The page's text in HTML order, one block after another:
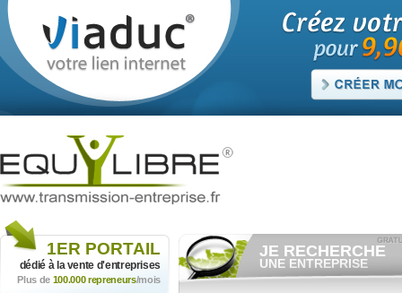
1ER PORTAIL
dédié à la vente d'entreprises
Plus de 100.000 repreneurs/mois
JE RECHERCHE
UNE ENTREPRISE
Consulter gratuitementles